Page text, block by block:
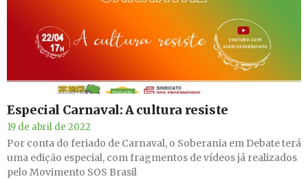
Especial Carnaval: A cultura resiste
19 de abril de 2022
Por conta do feriado de Carnaval, o Soberania em Debate terá
uma edição especial, com fragmentos de vídeos já realizados
pelo Movimento SOS Brasil